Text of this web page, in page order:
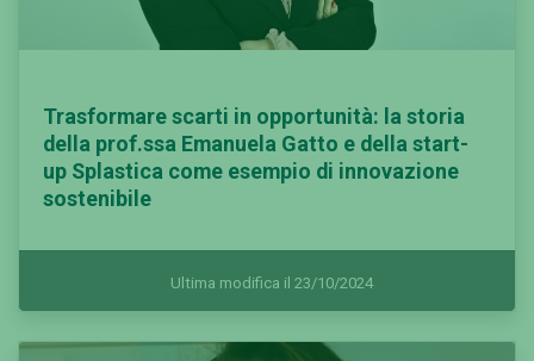
Trasformare scarti in opportunità: la storia
della prof.ssa Emanuela Gatto e della start-
up Splastica come esempio di innovazione
sostenibile
Ultima modifica il 23/10/2024